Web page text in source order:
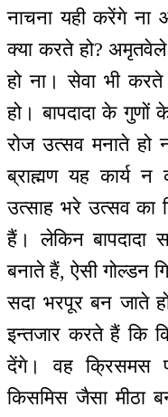
नाचना यही करेंगे
क्या करते हो?
हो ना। सेवा भी करते
हो। बापदादा के
रोज उत्सव मनाते हो
ब्राह्मण यह कार्य
उत्साह भरे उत्सव का
हैं। लेकिन बापदादा
बनाते हैं, ऐसी गोल्डन
सदा भरपूर बन जाते
इन्तजार करते हैं कि
देंगे। वह क्रिसमस
किसमिस जैसा मीठा